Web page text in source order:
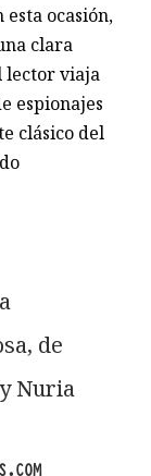
ocasión,
clara
lector viaja
espionajes
clásico del
de
Nuria